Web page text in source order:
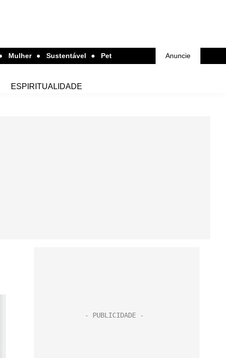
Mulher Sustentável Pet Anuncie
ESPIRITUALIDADE